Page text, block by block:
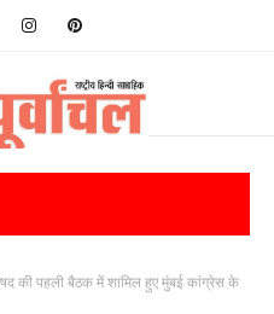
की पहली बैठक में शामिल हुए मुंबई कांग्रेस के